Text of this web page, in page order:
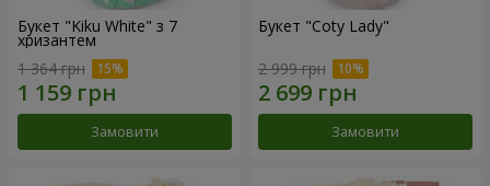
Букет "Kiku White" з 7
хризантем
1 364 грн
Замовити
Букет "Coty Lady"
2 999 грн
Замовити